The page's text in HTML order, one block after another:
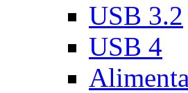
USB 3.2
USB 4